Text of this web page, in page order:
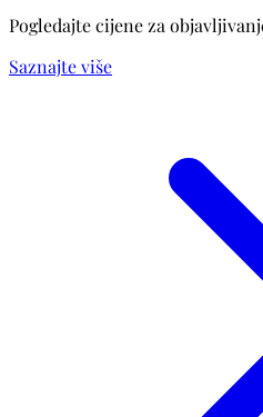
Pogledajte cijene za
Saznajte više